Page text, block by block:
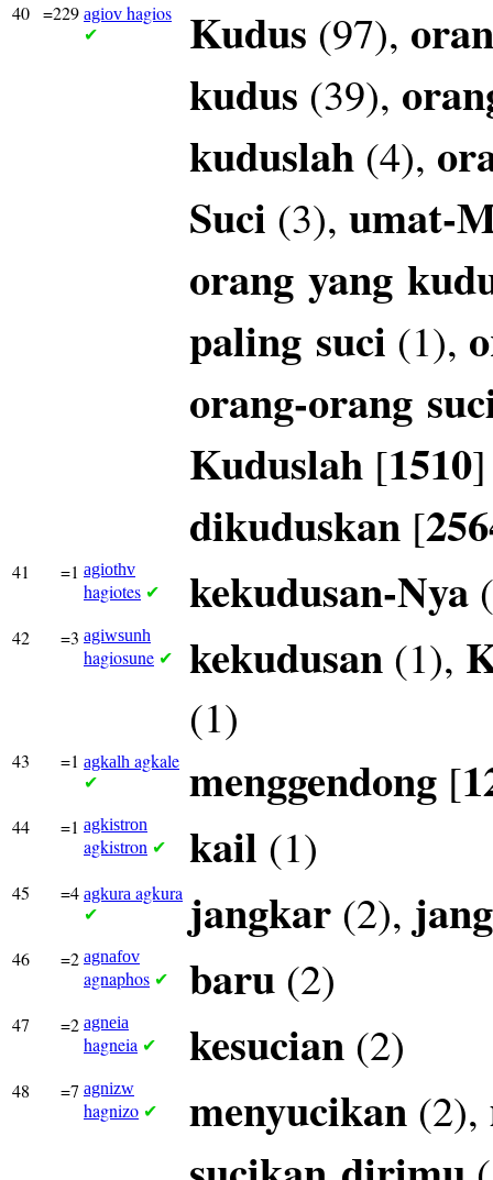
40 =229 agiov hagios
✔ Kudus (97),
kudus (39),
kuduslah (4),
Suci (3), umat-
orang yang
paling suci (1),
orang-orang
Kuduslah [1510
dikuduskan [
41 =1 agiothv
hagiotes ✔ kekudusan-Nya
42 =3 agiwsunh
hagiosune ✔ kekudusan (1),
(1)
43 =1 agkalh agkale
✔ menggendong [
44 =1 agkistron
agkistron ✔ kail (1)
45 =4 agkura agkura
✔ jangkar (2),
46 =2 agnafov
agnaphos ✔ baru (2)
47 =2 agneia
hagneia ✔ kesucian (2)
48 =7 agnizw
hagnizo ✔ menyucikan (2),